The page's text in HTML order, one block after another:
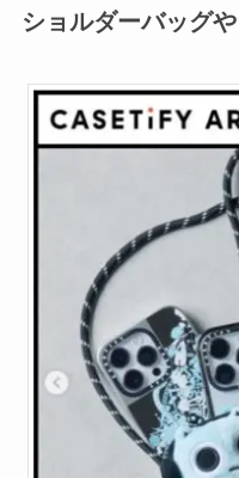
ショルダーバッグ